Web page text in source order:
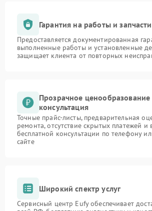
Гарантия на работы и запчасти
Предоставляется документированная
выполненные работы и установленные
защищает клиента от повторных
Прозрачное ценообразование
консультация
Точные прайс-листы, предварительная
ремонта, отсутствие скрытых платежей и
бесплатной консультации по телефону
сайте
Широкий спектр услуг
Сервисный центр Eufy обеспечивает